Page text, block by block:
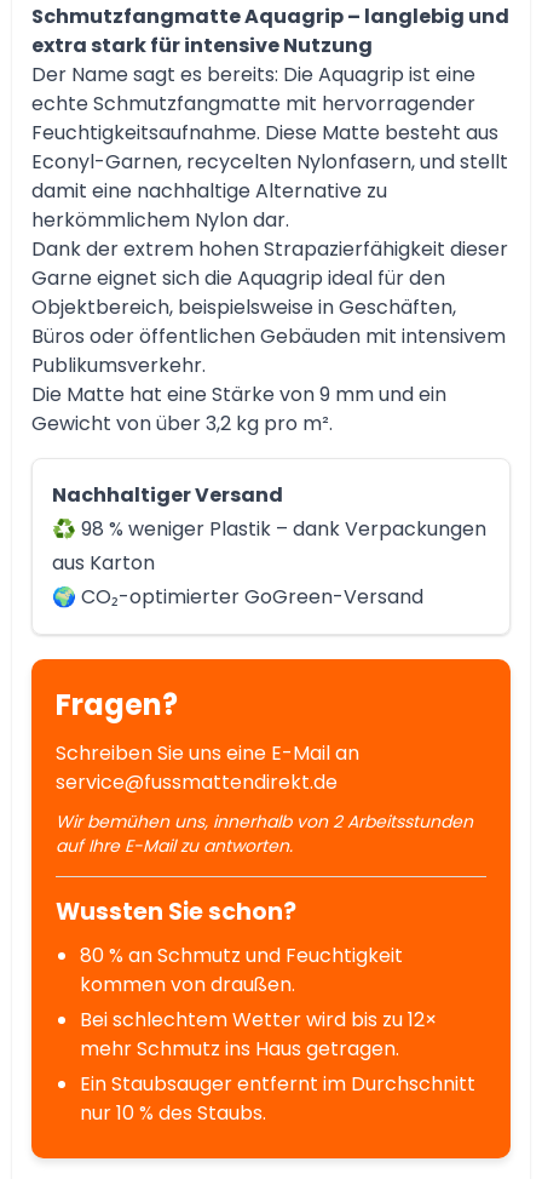
Schmutzfangmatte Aquagrip – langlebig und
extra stark für intensive Nutzung
Der Name sagt es bereits: Die Aquagrip ist eine
echte Schmutzfangmatte mit hervorragender
Feuchtigkeitsaufnahme. Diese Matte besteht aus
Econyl-Garnen, recycelten Nylonfasern, und stellt
damit eine nachhaltige Alternative zu
herkömmlichem Nylon dar.
Dank der extrem hohen Strapazierfähigkeit dieser
Garne eignet sich die Aquagrip ideal für den
Objektbereich, beispielsweise in Geschäften,
Büros oder öffentlichen Gebäuden mit intensivem
Publikumsverkehr.
Die Matte hat eine Stärke von 9 mm und ein
Gewicht von über 3,2 kg pro m².
Nachhaltiger Versand
♻️ 98 % weniger Plastik – dank Verpackungen
aus Karton
🌍 CO₂-optimierter GoGreen-Versand
Fragen?
Schreiben Sie uns eine E-Mail an
service@fussmattendirekt.de
Wir bemühen uns, innerhalb von 2 Arbeitsstunden
auf Ihre E-Mail zu antworten.
Wussten Sie schon?
80 % an Schmutz und Feuchtigkeit
kommen von draußen.
Bei schlechtem Wetter wird bis zu 12×
mehr Schmutz ins Haus getragen.
Ein Staubsauger entfernt im Durchschnitt
nur 10 % des Staubs.